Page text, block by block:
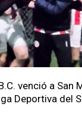
venció a San
Deportiva del